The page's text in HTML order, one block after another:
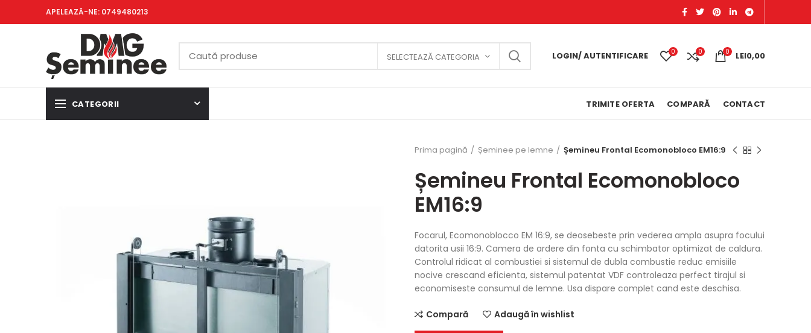
APELEAZĂ-NE: 0749480213
SELECTEAZĂ CATEGORIA LOGIN/ AUTENTIFICARE 0 0 0 LEI0,00
CATEGORII TRIMITE OFERTA COMPARĂ CONTACT
Prima pagină Șeminee pe lemne Șemineu Frontal Ecomonobloco EM16:9
Șemineu Frontal Ecomonobloco
EM16:9
Focarul, Ecomonoblocco EM 16:9, se deosebeste prin vederea ampla asupra focului
datorita usii 16:9. Camera de ardere din fonta cu schimbator optimizat de caldura.
Controlul ridicat al combustiei si sistemul de dubla combustie reduc emisiile
nocive crescand eficienta, sistemul patentat VDF controleaza perfect tirajul si
economiseste consumul de lemne. Usa dispare complet cand este deschisa.
Compară Adaugă în wishlist